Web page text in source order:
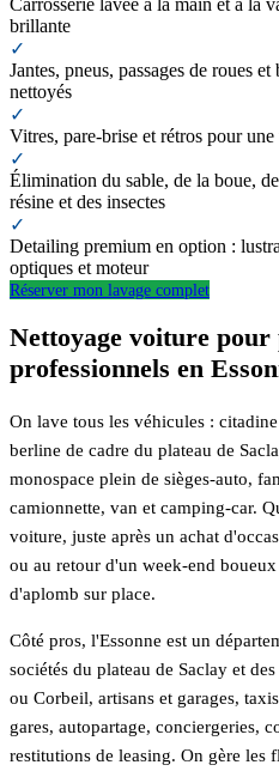
brillante
✓
Jantes, pneus, passages de roues et
nettoyés
✓
Vitres, pare-brise et rétros pour
✓
Élimination du sable, de la boue,
résine et des insectes
✓
Detailing premium en option :
optiques et moteur
Réserver mon lavage complet
Nettoyage voiture
professionnels en
On lave tous les véhicules :
berline de cadre du plateau de
monospace plein de sièges-auto,
camionnette, van et camping-car.
voiture, juste après un achat
ou au retour d'un week-end
d'aplomb sur place.
Côté pros, l'Essonne est un
sociétés du plateau de Saclay et
ou Corbeil, artisans et garages,
gares, autopartage, conciergeries,
restitutions de leasing. On gère les